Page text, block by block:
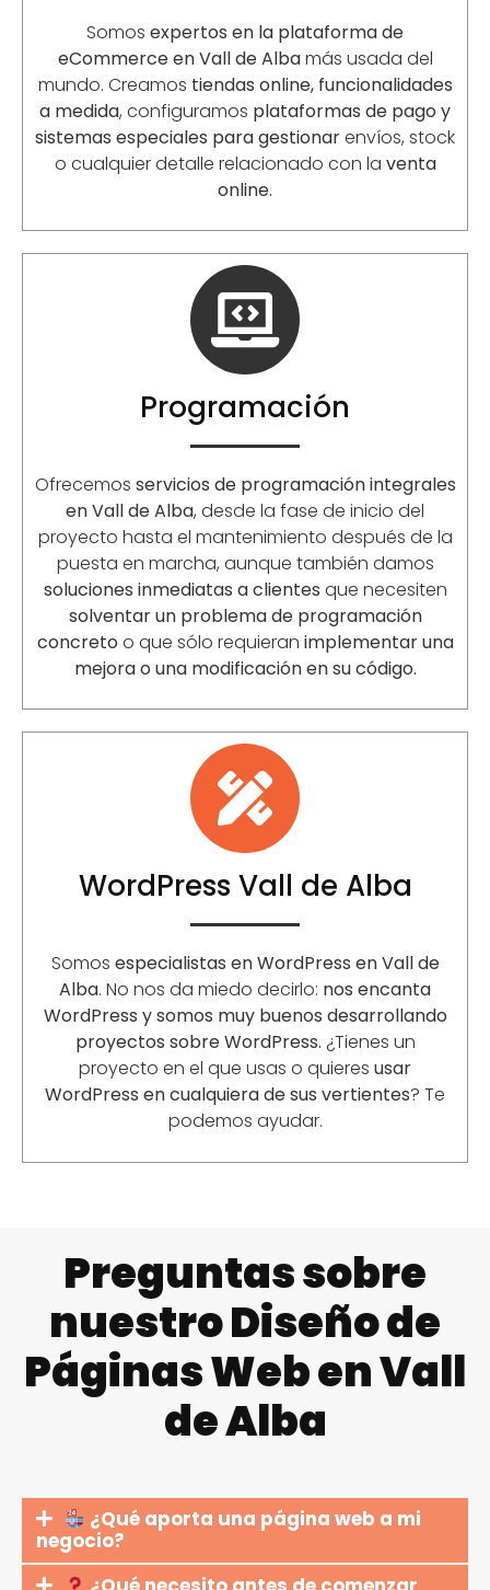
Somos expertos en la plataforma de
eCommerce en Vall de Albamás usada del
mundo. Creamos tiendas online, funcionalidades
a medida, configuramos plataformas de pago y
sistemas especiales para gestionarenvíos, stock
o cualquier detalle relacionado con la venta
online.
Programación
Ofrecemos servicios de programación integrales
en Vall de Alba, desde la fase de inicio del
proyecto hasta el mantenimiento después de la
puesta en marcha, aunque también damos
soluciones inmediatas a clientes que necesiten
solventar un problema de programación
concreto o que sólo requieran implementar una
mejora o una modificación en su código.
WordPress Vall de Alba
Somos especialistas en WordPress en Vall de
Alba. No nos da miedo decirlo: nos encanta
WordPress y somos muy buenos desarrollando
proyectos sobre WordPress. ¿Tienes un
proyecto en el que usas o quieres usar
WordPress en cualquiera de sus vertientes? Te
podemos ayudar.
Preguntas sobre
nuestro Diseño de
Páginas Web en Vall
de Alba
¿Qué aporta una página web a mi
negocio?